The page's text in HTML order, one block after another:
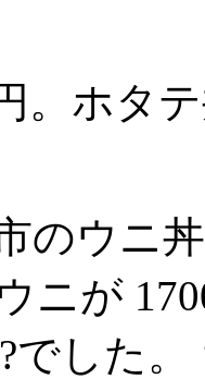
。ホタ
のウニ
ニが
でした